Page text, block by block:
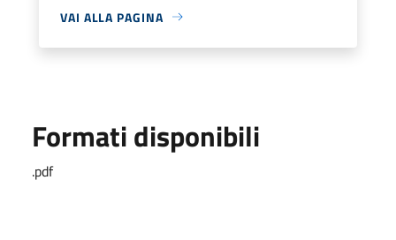
VAI ALLA PAGINA
Formati disponibili
.pdf